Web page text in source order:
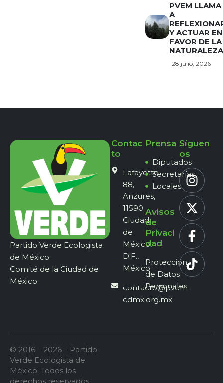
PVEM LLAMA
A
Y ACTUAR EN
FAVOR DE LA
NATURALEZA
28 julio, 2026
Partido Verde Ecologista
de México
Comité de la Ciudad de
México
Contac
to
Lafayette
88,
Anzures,
11590
Ciudad
de
México,
D.F.,
México
contacto@pvem-
cdmx.org.mx
Prensa
Diputados
Secretarías
Locales
Avisos
de
Privaci
dad
Protección
de Datos
Personales
Síguen
os
© 2016 – 2026 – Partido
Verde Ecologista de
México. Todos los
derechos reservados.